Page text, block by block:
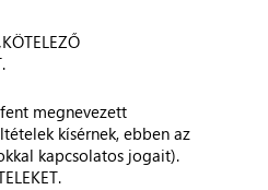
megnevezett
kísérnek, ebben az
kapcsolatos jogait).